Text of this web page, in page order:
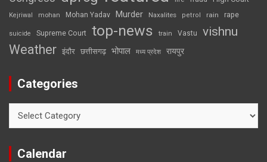
Kejriwal mohan Mohan Yadav Murder Naxalites petrol rain rape
suicide Supreme Court top-news train Vastu vishnu
Weather इंदौर छत्तीसगढ़ भोपाल मध्य प्रदेश रायपुर
Categories
Calendar